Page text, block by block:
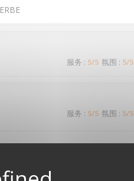
服务 : 5/5 氛围 : 5/5
服务 : 5/5 氛围 : 5/5